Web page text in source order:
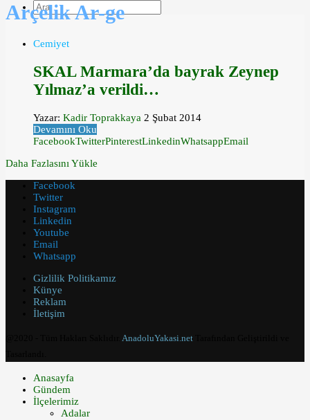
Arçelik Ar-ge
Cemiyet
SKAL Marmara’da bayrak Zeynep
Yılmaz’a verildi…
Yazar: Kadir Toprakkaya 2 Şubat 2014
Devamını Oku
FacebookTwitterPinterestLinkedinWhatsappEmail
Daha Fazlasını Yükle
Facebook
Twitter
Instagram
Linkedin
Youtube
Email
Whatsapp
Gizlilik Politikamız
Künye
Reklam
İletişim
AnadoluYakasi.net
Anasayfa
Gündem
İlçelerimiz
Adalar